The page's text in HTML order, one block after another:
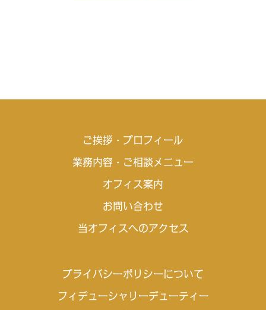
ご挨拶・プロフィール
業務内容・ご相談メニュー
オフィス案内
お問い合わせ
当オフィスへのアクセス
プライバシーポリシーについて
フィデューシャリーデューティー